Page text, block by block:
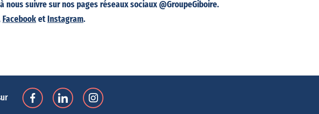
suivre sur nos pages réseaux sociaux @GroupeGiboire.
Facebook et Instagram.